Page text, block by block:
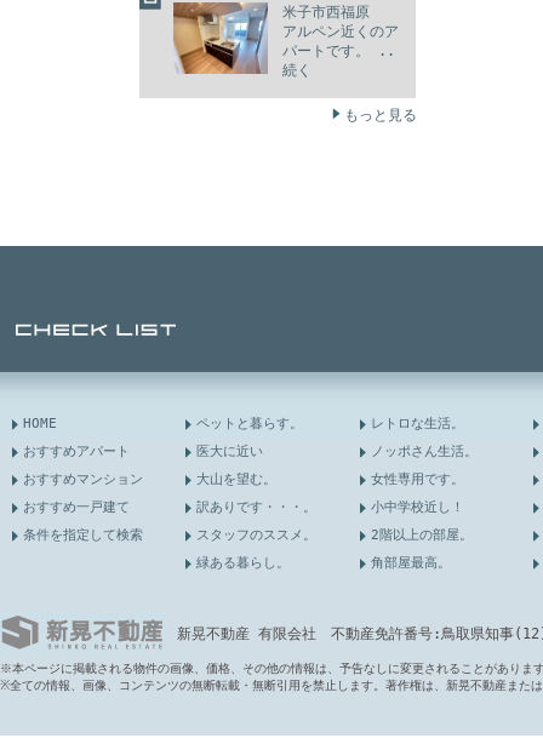
米子市西福原
アルペン近くのア
パートです。 ..
続く
もっと見る
HOME
おすすめアパート
おすすめマンション
おすすめ一戸建て
条件を指定して検索
ペットと暮らす。
医大に近い
大山を望む。
訳ありです・・・。
スタッフのススメ。
緑ある暮らし。
レトロな生活。
ノッポさん生活。
女性専用です。
小中学校近し！
2階以上の部屋。
角部屋最高。
新晃不動産 有限会社 不動産免許番号:鳥取県知事
※本ページに掲載される物件の画像、価格、その他の情報は、予告なしに変更されることがありま
※全ての情報、画像、コンテンツの無断転載・無断引用を禁止します。著作権は、新晃不動産また